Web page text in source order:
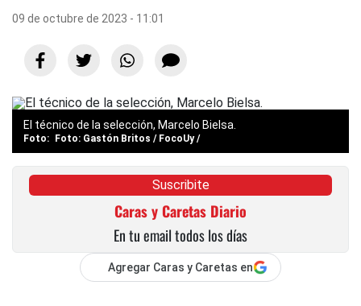
09 de octubre de 2023 - 11:01
El técnico de la selección, Marcelo Bielsa.
Foto: Gastón Britos / FocoUy /
Suscribite
Caras y Caretas Diario
En tu email todos los días
Agregar Caras y Caretas en